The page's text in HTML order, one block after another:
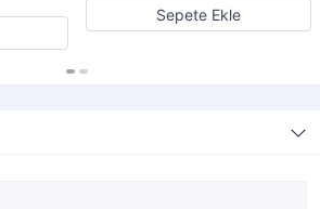
Sepete Ekle